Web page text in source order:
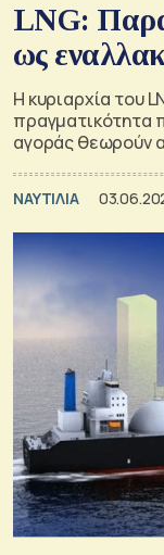
LNG:
ως
Η κυριαρχία του
πραγματικότητα
αγοράς θεωρούν
ΝΑΥΤΙΛΙΑ